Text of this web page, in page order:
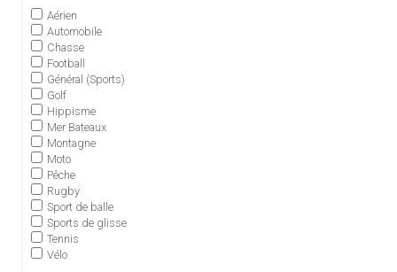
Aérien
Automobile
Chasse
Football
Général (Sports)
Golf
Hippisme
Mer Bateaux
Montagne
Moto
Pêche
Rugby
Sport de balle
Sports de glisse
Tennis
Vélo